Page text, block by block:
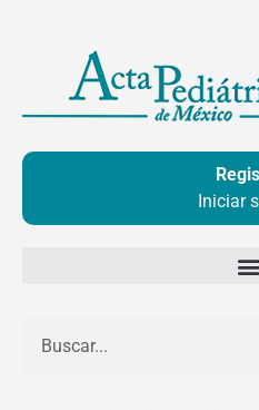
contenido
Iniciar